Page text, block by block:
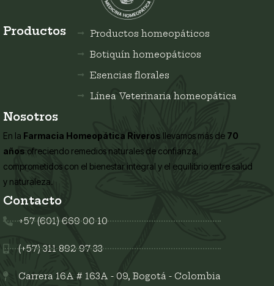
Productos
Productos homeopáticos
Botiquín homeopáticos
Esencias florales
Línea Veterinaria homeopática
Nosotros
En la Farmacia Homeopática Riveros llevamos más de 70
años ofreciendo remedios naturales de confianza,
comprometidos con el bienestar integral y el equilibrio entre salud
y naturaleza.
Contacto
+57 (601) 669 00 10
(+57) 311 892 97 33
Carrera 16A # 163A - 09, Bogotá - Colombia